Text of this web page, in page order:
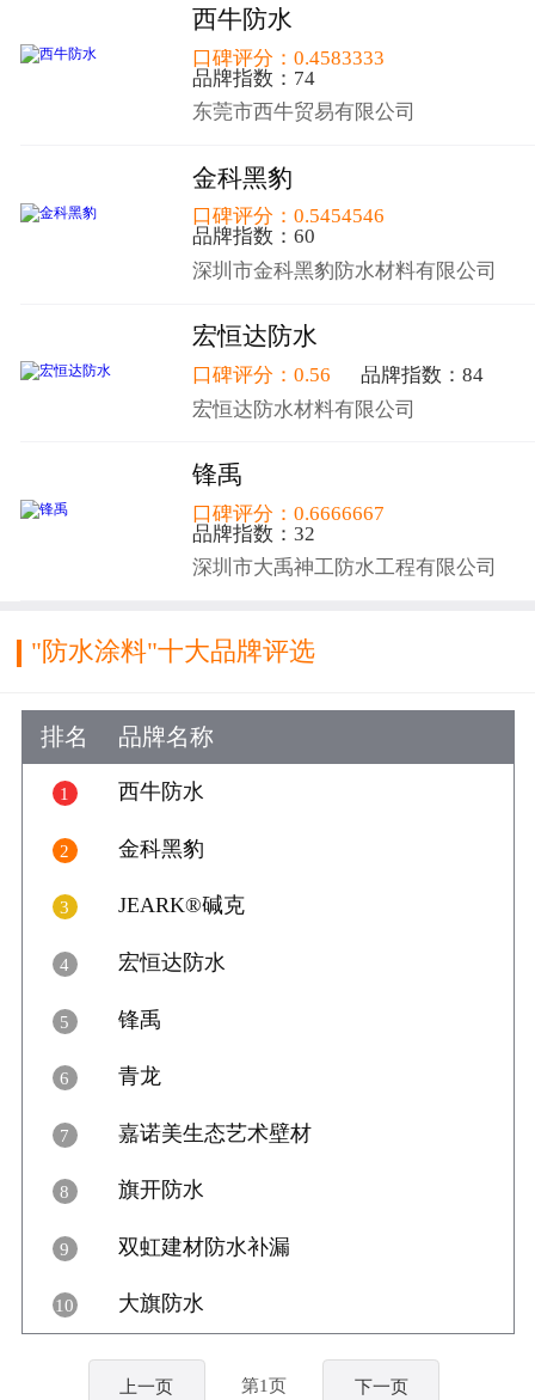
西牛防水
口碑评分：0.4583333
品牌指数：74
东莞市西牛贸易有限公司
金科黑豹
口碑评分：0.5454546
品牌指数：60
深圳市金科黑豹防水材料有限公司
宏恒达防水
口碑评分：0.56
品牌指数：84
宏恒达防水材料有限公司
锋禹
口碑评分：0.6666667
品牌指数：32
深圳市大禹神工防水工程有限公司
"防水涂料"十大品牌评选
排名 品牌名称
好评数 好评
1 西牛防水
11
2 金科黑豹
12 
3 JEARK®碱克
15 
4 宏恒达防水
14
5 锋禹
12
6 青龙
25 
7 嘉诺美生态艺术壁材
20
8 旗开防水
23 
9 双虹建材防水补漏
22
10 大旗防水
23
上一页 第1页 下一页